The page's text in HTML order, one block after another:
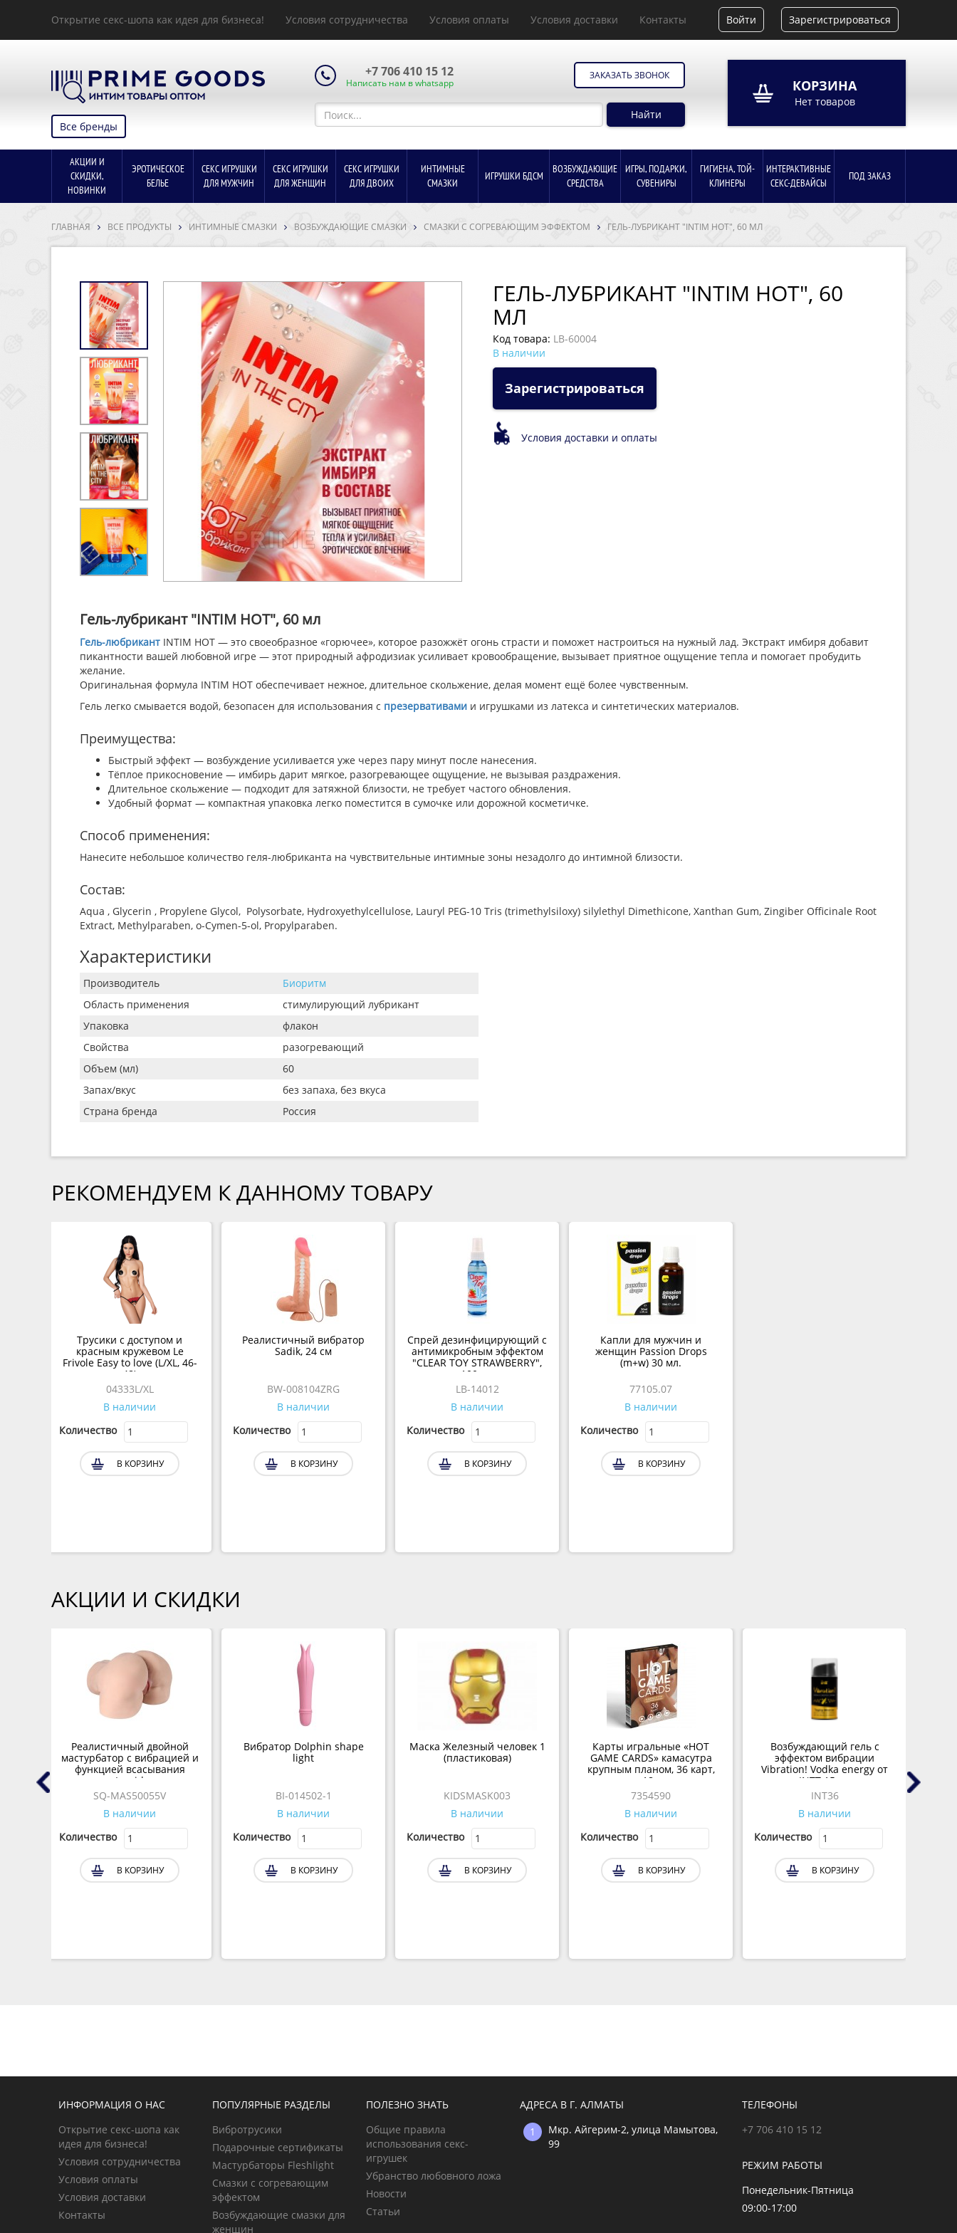
Открытие секс-шопа как идея для бизнеса! Условия сотрудничества Условия оплаты Условия доставки Контакты Войти Зарегистрироваться
Все бренды
+7 706 410 15 12
Написать нам в whatsapp
ЗАКАЗАТЬ ЗВОНОК
Найти
КОРЗИНА
Нет товаров
АКЦИИ И
СКИДКИ,
НОВИНКИ
ЭРОТИЧЕСКОЕ
БЕЛЬЕ
СЕКС ИГРУШКИ
ДЛЯ МУЖЧИН
СЕКС ИГРУШКИ
ДЛЯ ЖЕНЩИН
СЕКС ИГРУШКИ
ДЛЯ ДВОИХ
ИНТИМНЫЕ
СМАЗКИ
ИГРУШКИ БДСМ
ВОЗБУЖДАЮЩИЕ
СРЕДСТВА
ИГРЫ, ПОДАРКИ,
СУВЕНИРЫ
ГИГИЕНА, ТОЙ-
КЛИНЕРЫ
ИНТЕРАКТИВНЫЕ
СЕКС-ДЕВАЙСЫ
ПОД ЗАКАЗ
ГЛАВНАЯ ВСЕ ПРОДУКТЫ ИНТИМНЫЕ СМАЗКИ ВОЗБУЖДАЮЩИЕ СМАЗКИ СМАЗКИ С СОГРЕВАЮЩИМ ЭФФЕКТОМ ГЕЛЬ-ЛУБРИКАНТ "INTIM HOT", 60 МЛ
ГЕЛЬ-ЛУБРИКАНТ "INTIM HOT", 60
МЛ
Код товара: LB-60004
В наличии
Зарегистрироваться
Условия доставки и оплаты
Гель-лубрикант "INTIM HOT", 60 мл
Гель-любрикант INTIM HOT — это своеобразное «горючее», которое разожжёт огонь страсти и поможет настроиться на нужный лад. Экстракт имбиря добавит
пикантности вашей любовной игре — этот природный афродизиак усиливает кровообращение, вызывает приятное ощущение тепла и помогает пробудить
желание.
Оригинальная формула INTIM HOT обеспечивает нежное, длительное скольжение, делая момент ещё более чувственным.
Гель легко смывается водой, безопасен для использования с презервативами и игрушками из латекса и синтетических материалов.
Преимущества:
Быстрый эффект — возбуждение усиливается уже через пару минут после нанесения.
Тёплое прикосновение — имбирь дарит мягкое, разогревающее ощущение, не вызывая раздражения.
Длительное скольжение — подходит для затяжной близости, не требует частого обновления.
Удобный формат — компактная упаковка легко поместится в сумочке или дорожной косметичке.
Способ применения:
Нанесите небольшое количество геля-любриканта на чувствительные интимные зоны незадолго до интимной близости.
Состав:
Aqua , Glycerin , Propylene Glycol, Polysorbate, Hydroxyethylcellulose, Lauryl PEG-10 Tris (trimethylsiloxy) silylethyl Dimethicone, Xanthan Gum, Zingiber Officinale Root
Extract, Methylparaben, o-Сymen-5-ol, Propylparaben.
Характеристики
Производитель
Биоритм
Область применения
стимулирующий лубрикант
Упаковка
флакон
Свойства
разогревающий
Объем (мл)
60
Запах/вкус
без запаха, без вкуса
Страна бренда
Россия
РЕКОМЕНДУЕМ К ДАННОМУ ТОВАРУ
Трусики с доступом и
красным кружевом Le
Frivole Easy to love (L/XL, 46-
48)
04333L/XL
В наличии
Количество
В КОРЗИНУ
Реалистичный вибратор
Sadik, 24 см
BW-008104ZRG
В наличии
Количество
В КОРЗИНУ
Спрей дезинфицирующий с
антимикробным эффектом
"CLEAR TOY STRAWBERRY",
100 мл
LB-14012
В наличии
Количество
В КОРЗИНУ
Капли для мужчин и
женщин Passion Drops
(m+w) 30 мл.
77105.07
В наличии
Количество
В КОРЗИНУ
АКЦИИ И СКИДКИ
Реалистичный двойной
мастурбатор с вибрацией и
функцией всасывания
Ingrid
SQ-MAS50055V
В наличии
Количество
В КОРЗИНУ
Вибратор Dolphin shape
light
BI-014502-1
В наличии
Количество
В КОРЗИНУ
Маска Железный человек 1
(пластиковая)
KIDSMASK003
В наличии
Количество
В КОРЗИНУ
Карты игральные «HOT
GAME CARDS» камасутра
крупным планом, 36 карт,
18+
7354590
В наличии
Количество
В КОРЗИНУ
Возбуждающий гель с
эффектом вибрации
Vibration! Vodka energy от
INTT 15 мл
INT36
В наличии
Количество
В КОРЗИНУ
ИНФОРМАЦИЯ О НАС
Открытие секс-шопа как
идея для бизнеса!
Условия сотрудничества
Условия оплаты
Условия доставки
Контакты
ПОПУЛЯРНЫЕ РАЗДЕЛЫ
Вибротрусики
Подарочные сертификаты
Мастурбаторы Fleshlight
Смазки с согревающим
эффектом
Возбуждающие смазки для
женщин
ПОЛЕЗНО ЗНАТЬ
Общие правила
использования секс-
игрушек
Убранство любовного ложа
Новости
Статьи
АДРЕСА В Г. АЛМАТЫ
Мкр. Айгерим-2, улица Мамытова,
99
ТЕЛЕФОНЫ
+7 706 410 15 12
РЕЖИМ РАБОТЫ
Понедельник-Пятница
09:00-17:00